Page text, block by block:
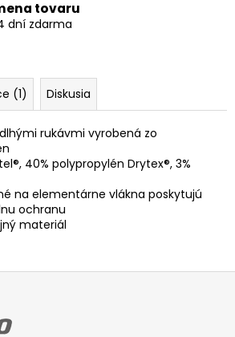
tovaru
dní zdarma
(1) Diskusia
rukávmi vyrobená zo
40% polypropylén Drytex®, 3%
na elementárne vlákna poskytujú
ochranu
materiál